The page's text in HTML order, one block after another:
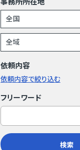
依頼内容
依頼内容で絞り込む
フリーワード
検索